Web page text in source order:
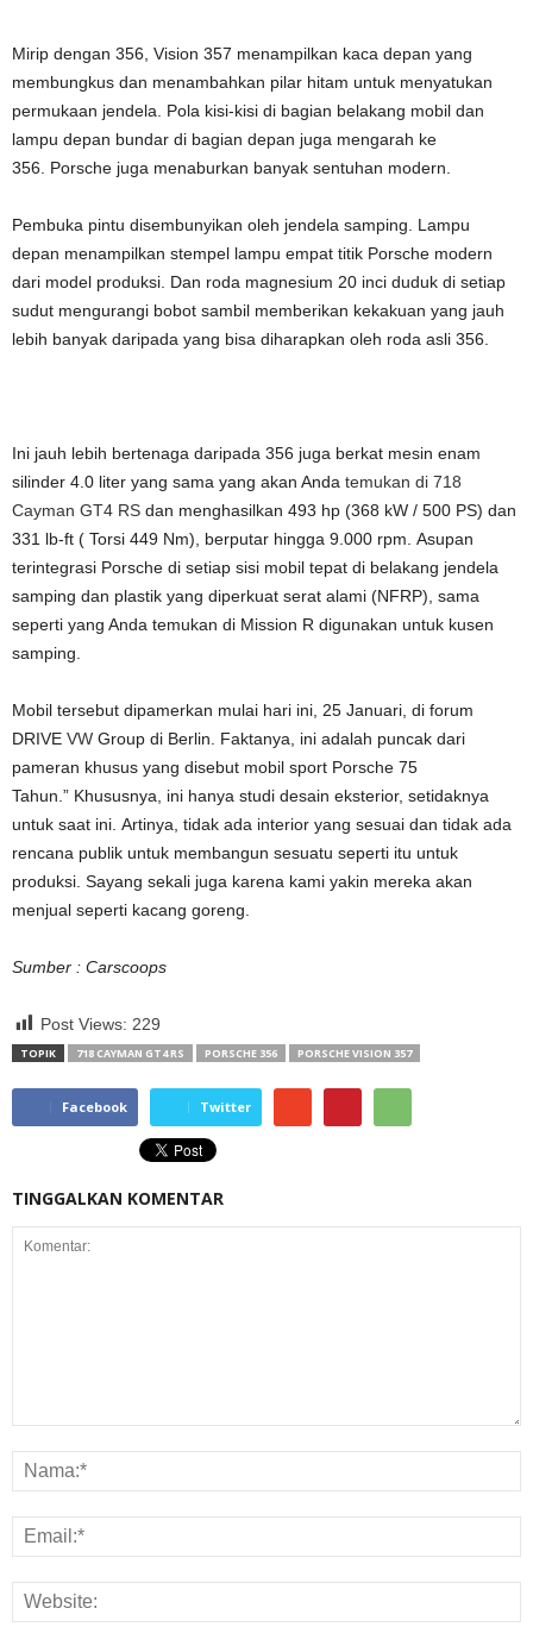
Mirip dengan 356, Vision 357 menampilkan kaca depan yang
membungkus dan menambahkan pilar hitam untuk menyatukan
permukaan jendela. Pola kisi-kisi di bagian belakang mobil dan
lampu depan bundar di bagian depan juga mengarah ke
356. Porsche juga menaburkan banyak sentuhan modern.
Pembuka pintu disembunyikan oleh jendela samping. Lampu
depan menampilkan stempel lampu empat titik Porsche modern
dari model produksi. Dan roda magnesium 20 inci duduk di setiap
sudut mengurangi bobot sambil memberikan kekakuan yang jauh
lebih banyak daripada yang bisa diharapkan oleh roda asli 356.
Ini jauh lebih bertenaga daripada 356 juga berkat mesin enam
silinder 4.0 liter yang sama yang akan Anda temukan di 718
Cayman GT4 RS dan menghasilkan 493 hp (368 kW / 500 PS) dan
331 lb-ft ( Torsi 449 Nm), berputar hingga 9.000 rpm. Asupan
terintegrasi Porsche di setiap sisi mobil tepat di belakang jendela
samping dan plastik yang diperkuat serat alami (NFRP), sama
seperti yang Anda temukan di Mission R digunakan untuk kusen
samping.
Mobil tersebut dipamerkan mulai hari ini, 25 Januari, di forum
DRIVE VW Group di Berlin. Faktanya, ini adalah puncak dari
pameran khusus yang disebut mobil sport Porsche 75
Tahun.” Khususnya, ini hanya studi desain eksterior, setidaknya
untuk saat ini. Artinya, tidak ada interior yang sesuai dan tidak ada
rencana publik untuk membangun sesuatu seperti itu untuk
produksi. Sayang sekali juga karena kami yakin mereka akan
menjual seperti kacang goreng.
Sumber : Carscoops
Post Views: 229
TOPIK 718 CAYMAN GT4 RS PORSCHE 356 PORSCHE VISION 357
Facebook Twitter
TINGGALKAN KOMENTAR